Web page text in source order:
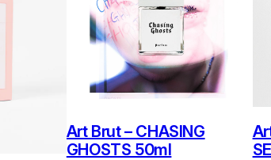
Art Brut – CHASING
GHOSTS 50ml